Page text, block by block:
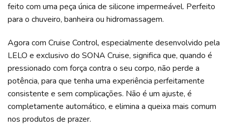
feito com uma peça única de silicone impermeável. Perfeito
para o chuveiro, banheira ou hidromassagem.
Agora com Cruise Control, especialmente desenvolvido pela
LELO e exclusivo do SONA Cruise, significa que, quando é
pressionado com força contra o seu corpo, não perde a
potência, para que tenha uma experiência perfeitamente
consistente e sem complicações. Não é um ajuste, é
completamente automático, e elimina a queixa mais comum
nos produtos de prazer.